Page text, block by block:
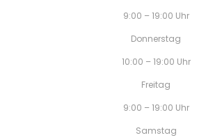
9:00 – 19:00 Uhr
Donnerstag
10:00 – 19:00 Uhr
Freitag
9:00 – 19:00 Uhr
Samstag